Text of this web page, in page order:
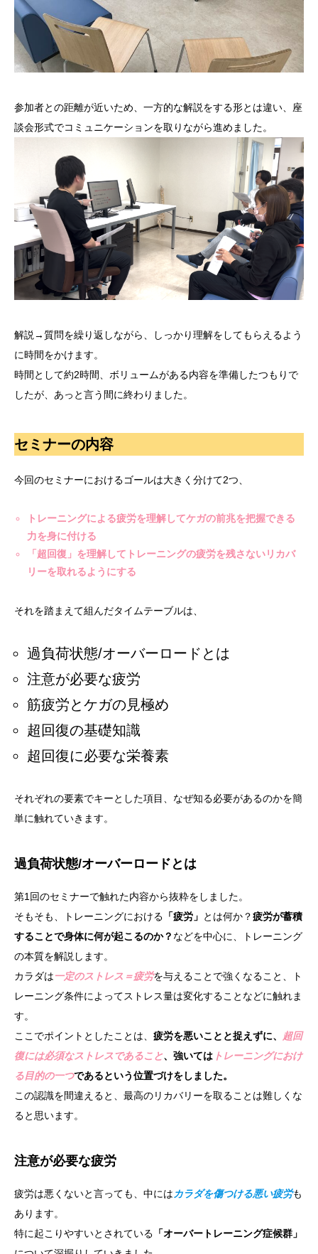
参加者との距離が近いため、一方的な解説をする形とは違い、座
談会形式でコミュニケーションを取りながら進めました。
解説→質問を繰り返しながら、しっかり理解をしてもらえるよう
に時間をかけます。
時間として約2時間、ボリュームがある内容を準備したつもりで
したが、あっと言う間に終わりました。
セミナーの内容
今回のセミナーにおけるゴールは大きく分けて2つ、
トレーニングによる疲労を理解してケガの前兆を把握できる
力を身に付ける
「超回復」を理解してトレーニングの疲労を残さないリカバ
リーを取れるようにする
それを踏まえて組んだタイムテーブルは、
過負荷状態/オーバーロードとは
注意が必要な疲労
筋疲労とケガの見極め
超回復の基礎知識
超回復に必要な栄養素
それぞれの要素でキーとした項目、なぜ知る必要があるのかを簡
単に触れていきます。
過負荷状態/オーバーロードとは
第1回のセミナーで触れた内容から抜粋をしました。
そもそも、トレーニングにおける 「疲労」 とは何か？疲労が蓄積
することで身体に何が起こるのか？ などを中心に、トレーニング
の本質を解説します。
カラダは一定のストレス＝疲労を与えることで強くなること、ト
レーニング条件によってストレス量は変化することなどに触れま
す。
ここでポイントとしたことは、 疲労を悪いことと捉えずに、
超回
復には必須なストレスであること、強いては トレーニングにおけ
る目的の一つであるという位置づけをしました。
この認識を間違えると、最高のリカバリーを取ることは難しくな
ると思います。
注意が必要な疲労
疲労は悪くないと言っても、中には カラダを傷つける悪い疲労も
あります。
特に起こりやすいとされている 「オーバートレーニング症候群」